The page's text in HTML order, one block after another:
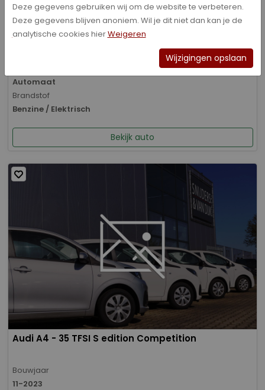
Bouwjaar
01-2026
Kilometerstand
Automaat
Brandstof
Benzine / Elektrisch
Bekijk auto
Audi A4 - 35 TFSI S edition Competition
Bouwjaar
11-2023
Deze gegevens gebruiken wij om de website te verbeteren.
Deze gegevens blijven anoniem. Wil je dit niet dan kan je de
analytische cookies hierWeigeren
Wijzigingen opslaan